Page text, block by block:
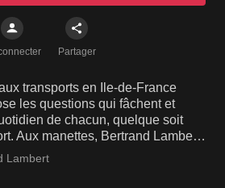
Partager
transports en Ile-de-France
les questions qui fâchent et
de chacun, quelque soit
Aux manettes, Bertrand Lambert
porte-parole des usagers, aussi
que de la RATP ou de la
Lambert